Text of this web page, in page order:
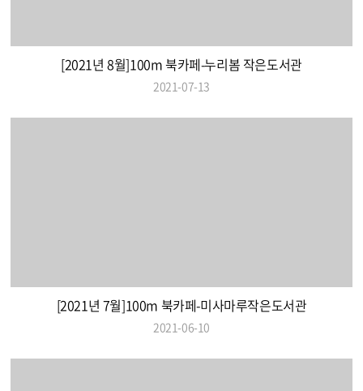
[2021년 8월]100m 북카페-누리봄 작은도서관
2021-07-13
[2021년 7월]100m 북카페-미사마루작은도서관
2021-06-10